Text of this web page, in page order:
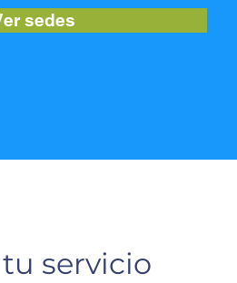
sedes
servicio